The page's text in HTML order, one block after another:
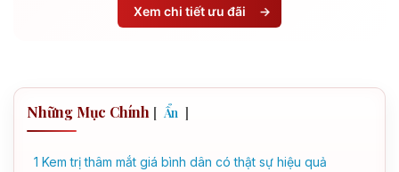
Xem chi tiết ưu đãi →
Những Mục Chính [ Ẩn ]
1 Kem trị thâm mắt giá bình dân có thật sự hiệu quả